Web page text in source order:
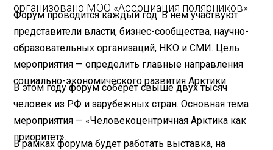
организовано МОО «Ассоциация полярников».
Форум проводится каждый год. В нем участвуют
представители власти, бизнес-сообщества, научно-
образовательных организаций, НКО и СМИ. Цель
мероприятия — определить главные направления
социально-экономического развития Арктики.
В этом году форум соберет свыше двух тысяч
человек из РФ и зарубежных стран. Основная тема
мероприятия — «Человекоцентричная Арктика как
приоритет».
В рамках форума будет работать выставка, на